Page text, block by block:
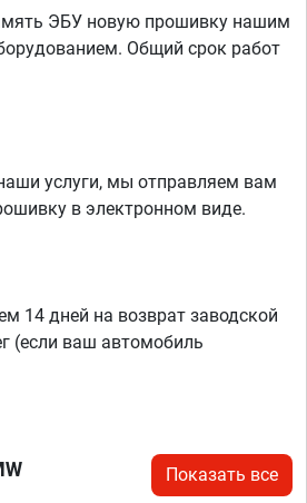
ЭБУ новую прошивку нашим
Общий срок работ
услуги, мы отправляем вам
в электронном виде.
14 дней на возврат заводской
(если ваш автомобиль
Показать все